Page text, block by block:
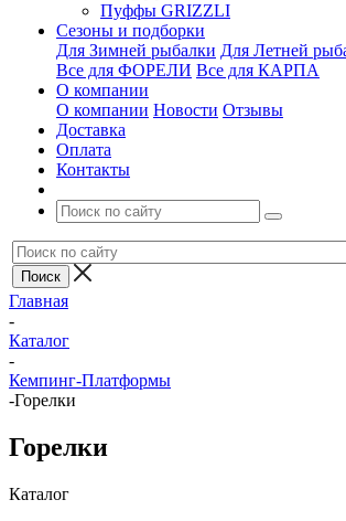
Пуффы GRIZZLI
Сезоны и подборки
Для Зимней рыбалки Для Летней
Все для ФОРЕЛИ Все для КАРПА
О компании
О компании Новости Отзывы
Доставка
Оплата
Контакты
Главная
-
Каталог
-
Кемпинг-Платформы
-Горелки
Горелки
Каталог